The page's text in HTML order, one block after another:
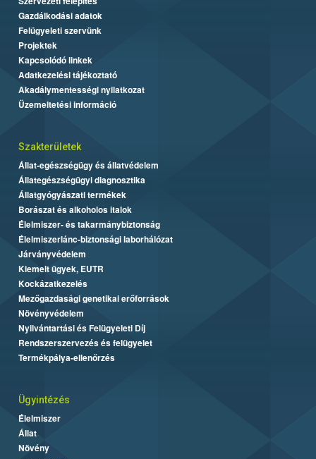
Gazdálkodási adatok
Felügyeleti szervünk
Projektek
Kapcsolódó linkek
Adatkezelési tájékoztató
Akadálymentességi nyilatkozat
Üzemeltetési információ
Szakterületek
Állat-egészségügy és állatvédelem
Állategészségügyi diagnosztika
Állatgyógyászati termékek
Borászat és alkoholos italok
Élelmiszer- és takarmánybiztonság
Élelmiszerlánc-biztonsági laborhálózat
Járványvédelem
Kiemelt ügyek, EUTR
Kockázatkezelés
Mezőgazdasági genetikai erőforrások
Növényvédelem
Nyilvántartási és Felügyeleti Díj
Rendszerszervezés és felügyelet
Termékpálya-ellenőrzés
Ügyintézés
Élelmiszer
Állat
Növény